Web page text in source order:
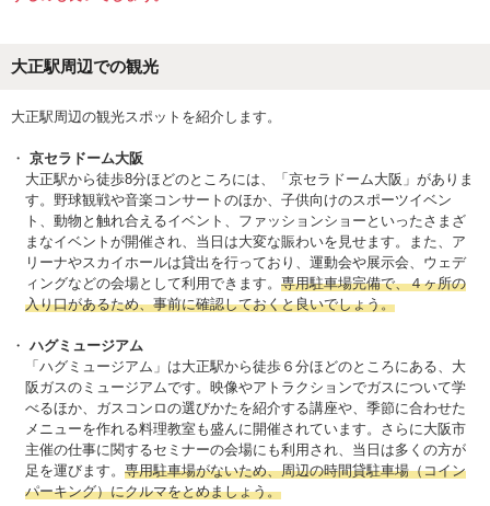
大正駅周辺での観光
大正駅周辺の観光スポットを紹介します。
京セラドーム大阪
大正駅から徒歩8分ほどのところには、「京セラドーム大阪」がありま
す。野球観戦や音楽コンサートのほか、子供向けのスポーツイベン
ト、動物と触れ合えるイベント、ファッションショーといったさまざ
まなイベントが開催され、当日は大変な賑わいを見せます。また、ア
リーナやスカイホールは貸出を行っており、運動会や展示会、ウェデ
ィングなどの会場として利用できます。 専用駐車場完備で、４ヶ所の
入り口があるため、事前に確認しておくと良いでしょう。
ハグミュージアム
「ハグミュージアム」は大正駅から徒歩６分ほどのところにある、大
阪ガスのミュージアムです。映像やアトラクションでガスについて学
べるほか、ガスコンロの選びかたを紹介する講座や、季節に合わせた
メニューを作れる料理教室も盛んに開催されています。さらに大阪市
主催の仕事に関するセミナーの会場にも利用され、当日は多くの方が
足を運びます。 専用駐車場がないため、周辺の時間貸駐車場（コイン
パーキング）にクルマをとめましょう。